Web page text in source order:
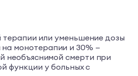
терапии или уменьшение дозы
монотерапии и 30% —
необъяснимой смерти при
функции у больных с